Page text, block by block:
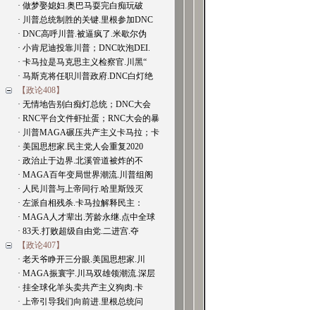
· 做梦娶媳妇.奥巴马耍完白痴玩破
· 川普总统制胜的关键.里根参加DNC
· DNC高呼川普.被逼疯了.米歇尔伪
· 小肯尼迪投靠川普；DNC吹泡DEI.
· 卡马拉是马克思主义检察官.川黑“
· 马斯克将任职川普政府.DNC白灯绝
【政论408】
· 无情地告别白痴灯总统；DNC大会
· RNC平台文件虾扯蛋；RNC大会的暴
· 川普MAGA碾压共产主义卡马拉；卡
· 美国思想家.民主党人会重复2020
· 政治止于边界.北溪管道被炸的不
· MAGA百年变局世界潮流.川普组阁
· 人民川普与上帝同行.哈里斯毁灭
· 左派自相残杀.卡马拉解释民主：
· MAGA人才辈出.芳龄永继.点中全球
· 83天.打败超级自由党.二进宫.夺
【政论407】
· 老天爷睁开三分眼.美国思想家.川
· MAGA振寰宇.川马双雄领潮流.深层
· 挂全球化羊头卖共产主义狗肉.卡
· 上帝引导我们向前进.里根总统问